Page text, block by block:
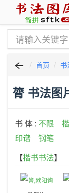
首页 书
膂 书法图
书 体 : 不限
印谱
钢笔
【楷书书法】